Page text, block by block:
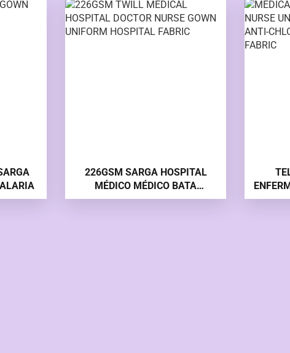
226GSM SARGA HOSPITAL
MÉDICO MÉDICO BATA
UNIFORME DE HOSPITAL